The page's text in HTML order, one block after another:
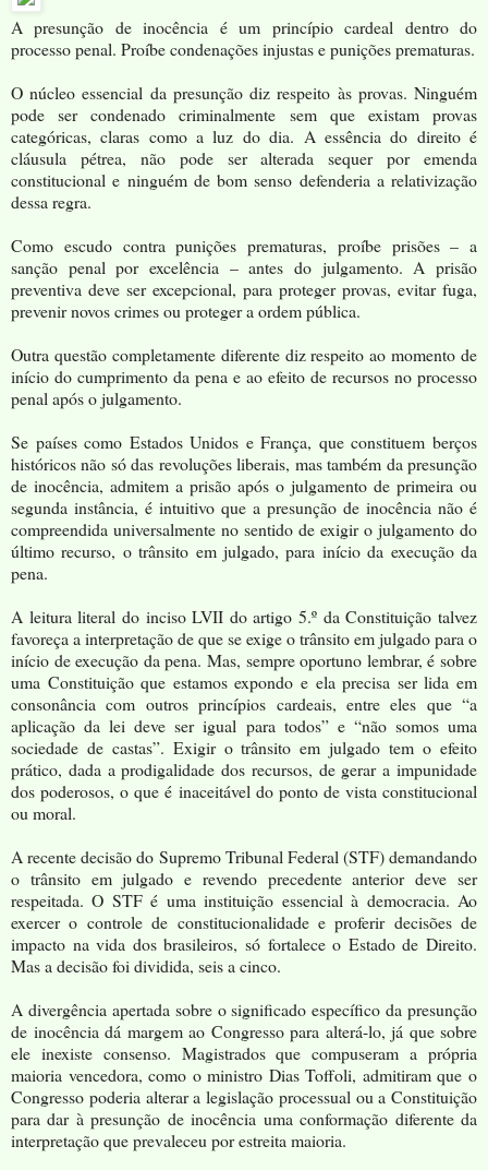
A presunção de inocência é um princípio cardeal dentro do
processo penal. Proíbe condenações injustas e punições prematuras.
O núcleo essencial da presunção diz respeito às provas. Ninguém
pode ser condenado criminalmente sem que existam provas
categóricas, claras como a luz do dia. A essência do direito é
cláusula pétrea, não pode ser alterada sequer por emenda
constitucional e ninguém de bom senso defenderia a relativização
dessa regra.
Como escudo contra punições prematuras, proíbe prisões – a
sanção penal por excelência – antes do julgamento. A prisão
preventiva deve ser excepcional, para proteger provas, evitar fuga,
prevenir novos crimes ou proteger a ordem pública.
Outra questão completamente diferente diz respeito ao momento de
início do cumprimento da pena e ao efeito de recursos no processo
penal após o julgamento.
Se países como Estados Unidos e França, que constituem berços
históricos não só das revoluções liberais, mas também da presunção
de inocência, admitem a prisão após o julgamento de primeira ou
segunda instância, é intuitivo que a presunção de inocência não é
compreendida universalmente no sentido de exigir o julgamento do
último recurso, o trânsito em julgado, para início da execução da
pena.
A leitura literal do inciso LVII do artigo 5.º da Constituição talvez
favoreça a interpretação de que se exige o trânsito em julgado para o
início de execução da pena. Mas, sempre oportuno lembrar, é sobre
uma Constituição que estamos expondo e ela precisa ser lida em
consonância com outros princípios cardeais, entre eles que “a
aplicação da lei deve ser igual para todos” e “não somos uma
sociedade de castas”. Exigir o trânsito em julgado tem o efeito
prático, dada a prodigalidade dos recursos, de gerar a impunidade
dos poderosos, o que é inaceitável do ponto de vista constitucional
ou moral.
A recente decisão do Supremo Tribunal Federal (STF) demandando
o trânsito em julgado e revendo precedente anterior deve ser
respeitada. O STF é uma instituição essencial à democracia. Ao
exercer o controle de constitucionalidade e proferir decisões de
impacto na vida dos brasileiros, só fortalece o Estado de Direito.
Mas a decisão foi dividida, seis a cinco.
A divergência apertada sobre o significado específico da presunção
de inocência dá margem ao Congresso para alterá-lo, já que sobre
ele inexiste consenso. Magistrados que compuseram a própria
maioria vencedora, como o ministro Dias Toffoli, admitiram que o
Congresso poderia alterar a legislação processual ou a Constituição
para dar à presunção de inocência uma conformação diferente da
interpretação que prevaleceu por estreita maioria.